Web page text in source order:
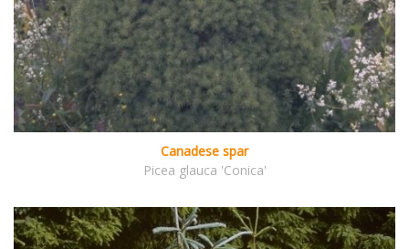
Canadese spar
Picea glauca 'Conica'